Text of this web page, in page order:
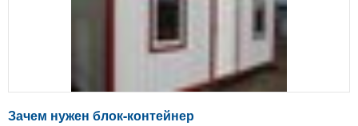
Зачем нужен блок-контейнер